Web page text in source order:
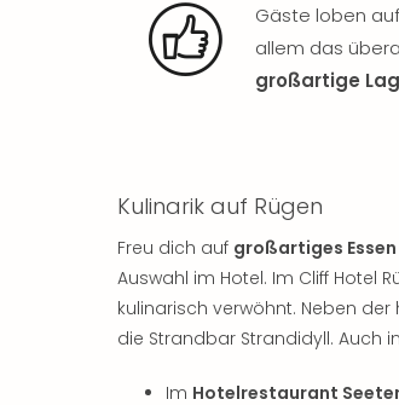
Gäste loben
allem das
großartige
Kulinarik auf Rügen
Freu dich auf großartiges Essen
Auswahl im Hotel. Im Cliff Hotel
kulinarisch verwöhnt. Neben
die Strandbar Strandidyll. Auch
Im Hotelrestaurant